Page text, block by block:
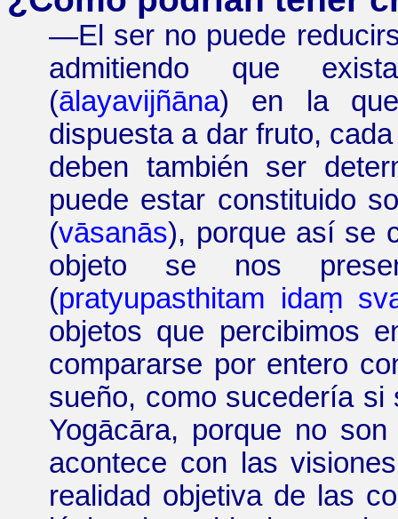
—El ser no puede
admitiendo que
(ālayavijñāna) en la que
dispuesta a dar fruto,
deben también ser
puede estar constituido
(vāsanās), porque así se
objeto se nos
(pratyupasthitam idaṃ
objetos que percibimos
compararse por entero
sueño, como sucedería
Yogācāra, porque no son
acontece con las
realidad objetiva de las